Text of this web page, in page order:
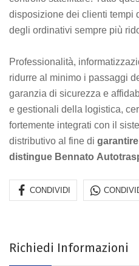
disposizione dei clienti tempi
degli ordinativi sempre più
Professionalità,
ridurre al minimo i passaggi
garanzia di sicurezza e
e gestionali della logistica,
fortemente integrati con il
distributivo al fine di
distingue Bennato
CONDIVIDI
Richiedi Informazioni